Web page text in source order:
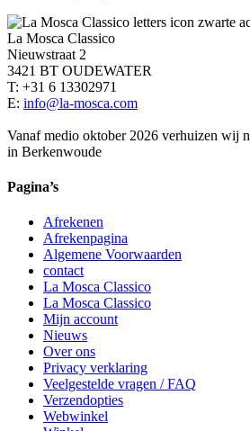
La Mosca Classico
Nieuwstraat 2
3421 BT OUDEWATER
T: +31 6 13302971
E: info@la-mosca.com
Vanaf medio oktober 2026 verhuizen wij
in Berkenwoude
Pagina’s
Afrekenen
Afrekenpagina
Algemene Voorwaarden
contact
La Mosca Classico
La Mosca Classico
Mijn account
Nieuws
Over ons
Privacy verklaring
Veelgestelde vragen / FAQ
Verzendopties
Webwinkel